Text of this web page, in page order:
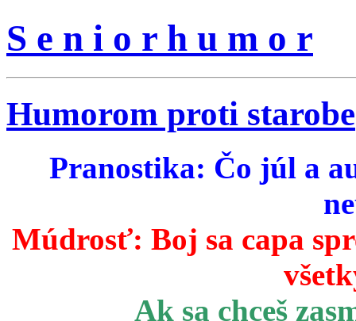
S e n i o r h u m o r
Humorom proti starobe
Pranostika: Čo júl a
Múdrosť: Boj sa capa
Ak sa chceš